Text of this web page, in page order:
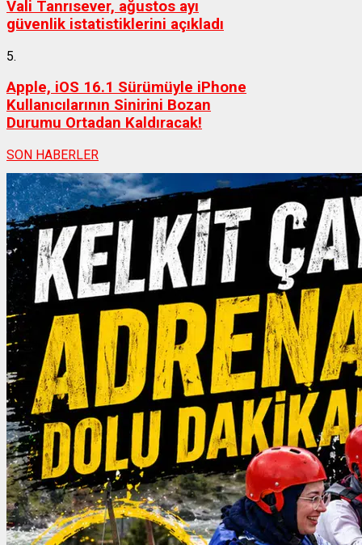
Vali Tanrısever, ağustos ayı
güvenlik istatistiklerini açıkladı
5.
Apple, iOS 16.1 Sürümüyle iPhone
Kullanıcılarının Sinirini Bozan
Durumu Ortadan Kaldıracak!
SON HABERLER